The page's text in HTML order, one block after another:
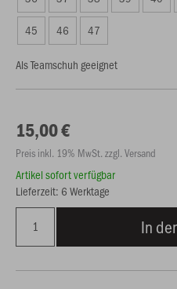
45 46 47
Als Teamschuh geeignet
15,00 €
Preis inkl. 19% MwSt. zzgl. Versand
Artikel sofort verfügbar
Lieferzeit: 6 Werktage
In